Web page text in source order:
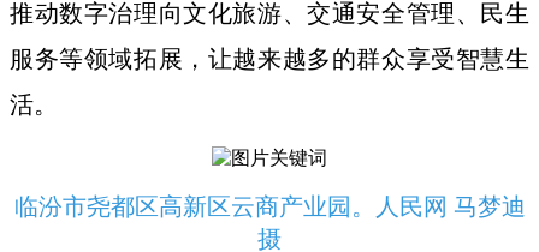
推动数字治理向文化旅游、交通安全管理、民生
服务等领域拓展，让越来越多的群众享受智慧生
活。
临汾市尧都区高新区云商产业园。人民网 马梦迪
摄